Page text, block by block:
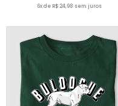
6x de R$ 24,98 sem juros